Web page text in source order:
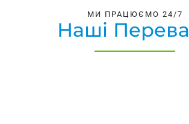
МИ ПРАЦЮЄМО 24/7
Наші